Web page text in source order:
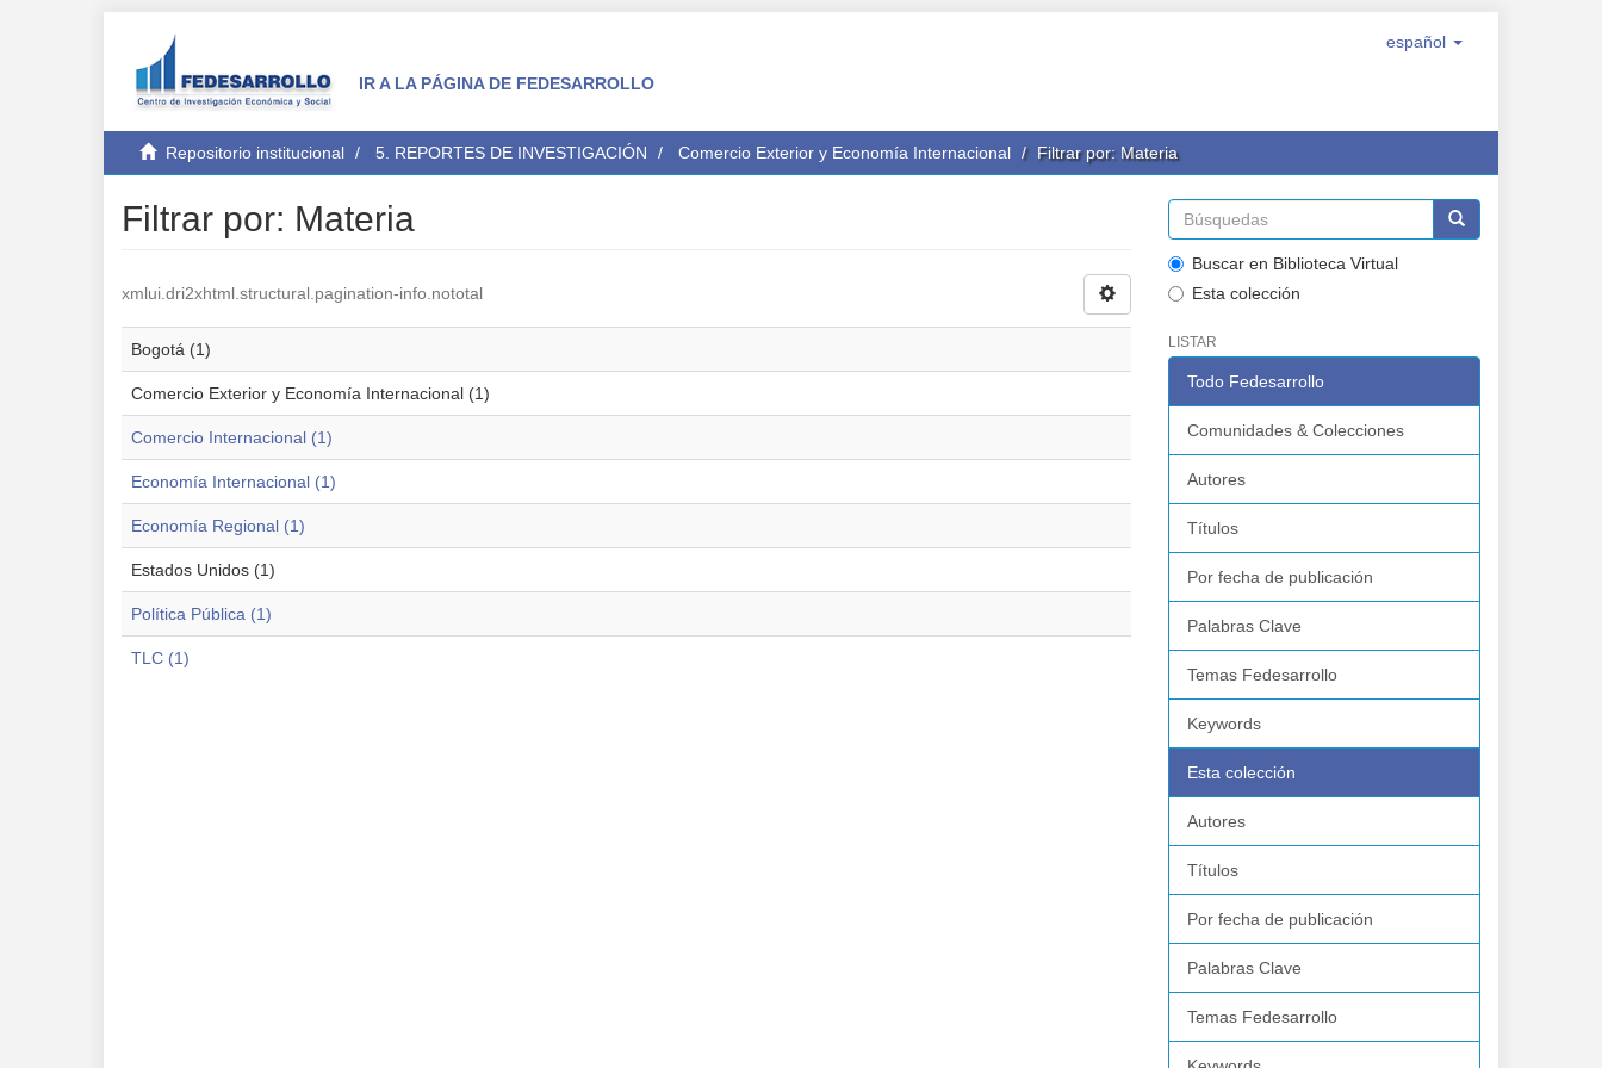
IR A LA PÁGINA DE FEDESARROLLO
español
Repositorio institucional 5. REPORTES DE INVESTIGACIÓN Comercio Exterior y Economía Internacional Filtrar por: Materia
Filtrar por: Materia
xmlui.dri2xhtml.structural.pagination-info.nototal
Bogotá (1)
Comercio Exterior y Economía Internacional (1)
Comercio Internacional (1)
Economía Internacional (1)
Economía Regional (1)
Estados Unidos (1)
Política Pública (1)
TLC (1)
Buscar en Biblioteca Virtual
Esta colección
LISTAR
Todo Fedesarrollo
Comunidades & Colecciones
Autores
Títulos
Por fecha de publicación
Palabras Clave
Temas Fedesarrollo
Keywords
Esta colección
Autores
Títulos
Por fecha de publicación
Palabras Clave
Temas Fedesarrollo